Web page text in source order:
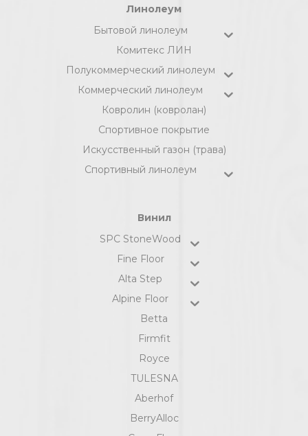
Линолеум
Бытовой линолеум
Комитекс ЛИН
Полукоммерческий линолеум
Коммерческий линолеум
Ковролин (ковролан)
Спортивное покрытие
Искусственный газон (трава)
Спортивный линолеум
Винил
SPC StoneWood
Fine Floor
Alta Step
Alpine Floor
Betta
Firmfit
Royce
TULESNA
Aberhof
BerryAlloc